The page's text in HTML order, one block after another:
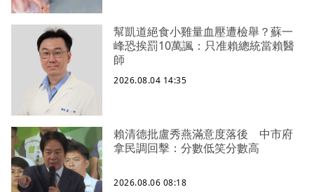
幫凱道絕食小雞量血壓遭檢舉？蘇一
峰恐挨罰10萬諷：只准賴總統當賴醫
師
2026.08.04 14:35
賴清德批盧秀燕滿意度落後 中市府
拿民調回擊：分數低笑分數高
2026.08.06 08:18